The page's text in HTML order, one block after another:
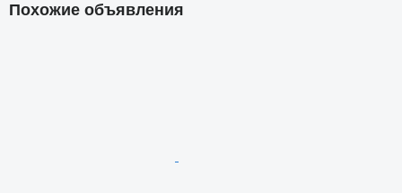
Похожие объявления